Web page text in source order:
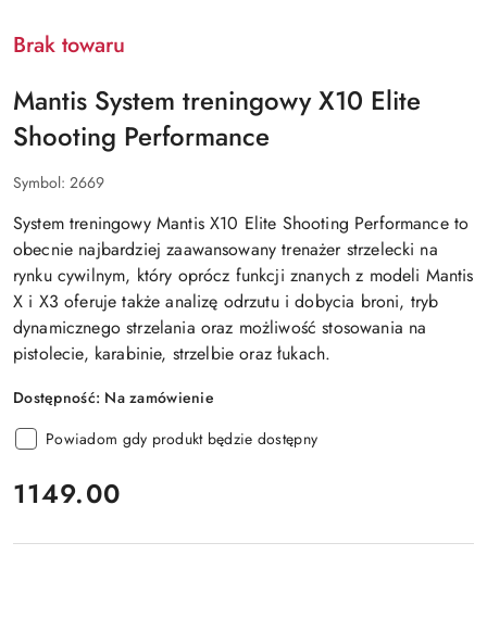
Brak towaru
Mantis System treningowy X10 Elite
Shooting Performance
Symbol: 2669
System treningowy Mantis X10 Elite Shooting Performanceto
obecnie najbardziej zaawansowany trenażer strzelecki na
rynku cywilnym, który oprócz funkcji znanych z modeli Mantis
X i X3 oferuje także analizę odrzutu i dobycia broni, tryb
dynamicznego strzelania oraz możliwość stosowania na
pistolecie, karabinie, strzelbie oraz łukach.
Dostępność: Na zamówienie
Powiadom gdy produkt będzie dostępny
cena:
1149.00